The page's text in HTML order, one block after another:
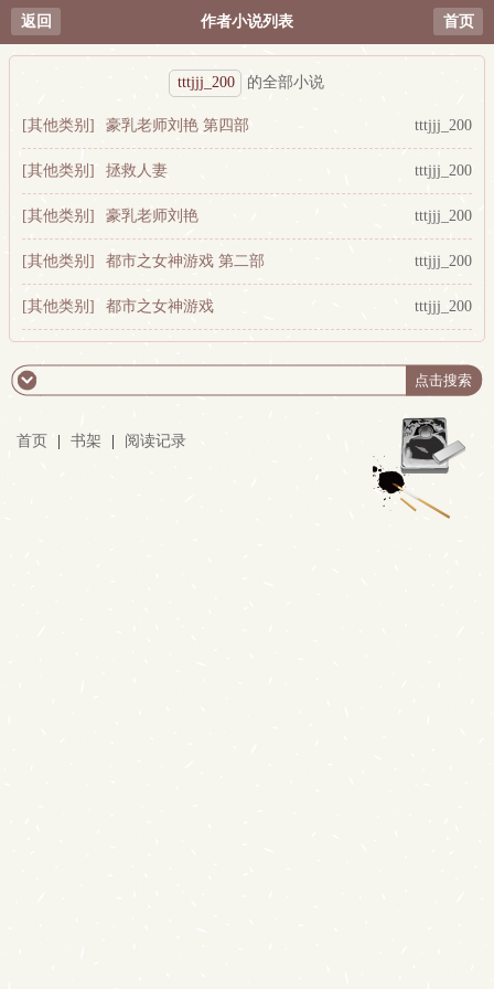
返回 作者小说列表 首页
tttjjj_200 的全部小说
[其他类别] 豪乳老师刘艳 第四部 tttjjj_200
[其他类别] 拯救人妻 tttjjj_200
[其他类别] 豪乳老师刘艳 tttjjj_200
[其他类别] 都市之女神游戏 第二部 tttjjj_200
[其他类别] 都市之女神游戏 tttjjj_200
首页 书架 阅读记录